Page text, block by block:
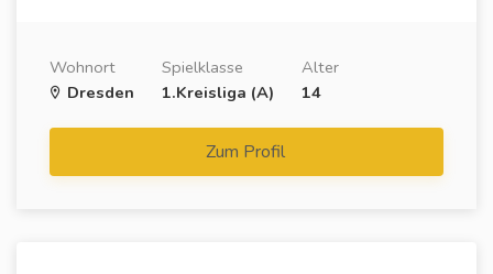
Wohnort
Dresden
Spielklasse
1.Kreisliga (A)
Alter
14
Zum Profil